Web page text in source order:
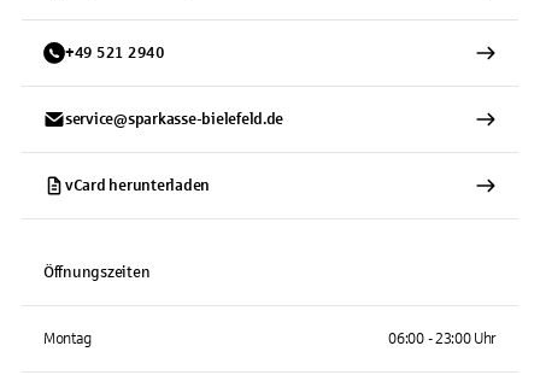
+49 521 2940
service@sparkasse-bielefeld.de
vCard herunterladen
Öffnungszeiten
Montag 06:00 - 23:00 Uhr